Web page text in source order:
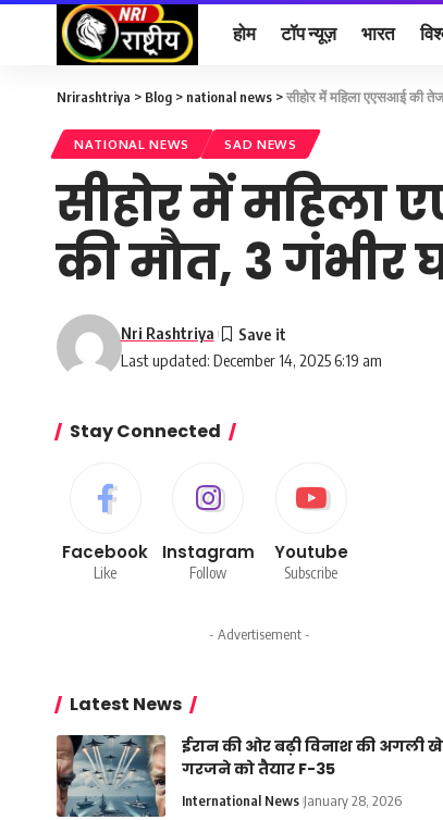
होम टॉप न्यूज़ भारत
Nrirashtriya > Blog > national news >सीहोर में महिला एएसआई की
NATIONAL NEWS SAD NEWS
सीहोर में महिला
की मौत, 3 गंभीर
Last updated: December 14, 2025 6:19 am
Nri Rashtriya
Stay Connected
Facebook
Like
Instagram
Follow
Youtube
Subscribe
- Advertisement -
Latest News
ईरान की ओर बढ़ी विनाश की अगली
गरजने को तैयार F-35
International News January 28, 2026